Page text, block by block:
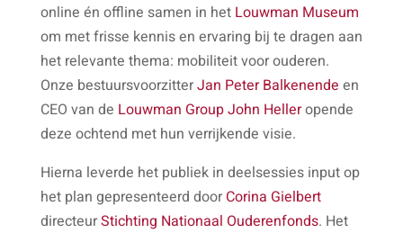
online én offline samen in het Louwman Museum
om met frisse kennis en ervaring bij te dragen aan
het relevante thema: mobiliteit voor ouderen.
Onze bestuursvoorzitterJan Peter Balkenende en
CEO van de Louwman GroupJohn Helleropende
deze ochtend met hun verrijkende visie.
Hierna leverde het publiek in deelsessies input op
het plan gepresenteerd doorCorina Gielbert
directeurStichting Nationaal Ouderenfonds. Het